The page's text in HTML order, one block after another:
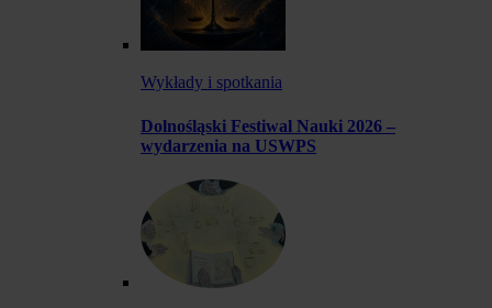
Wykłady i spotkania
Dolnośląski Festiwal Nauki 2026 –
wydarzenia na USWPS